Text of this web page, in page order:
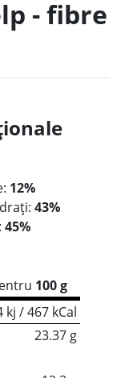
- fibre
12%
43%
45%
100 g
kj / 467 kCal
23.37 g